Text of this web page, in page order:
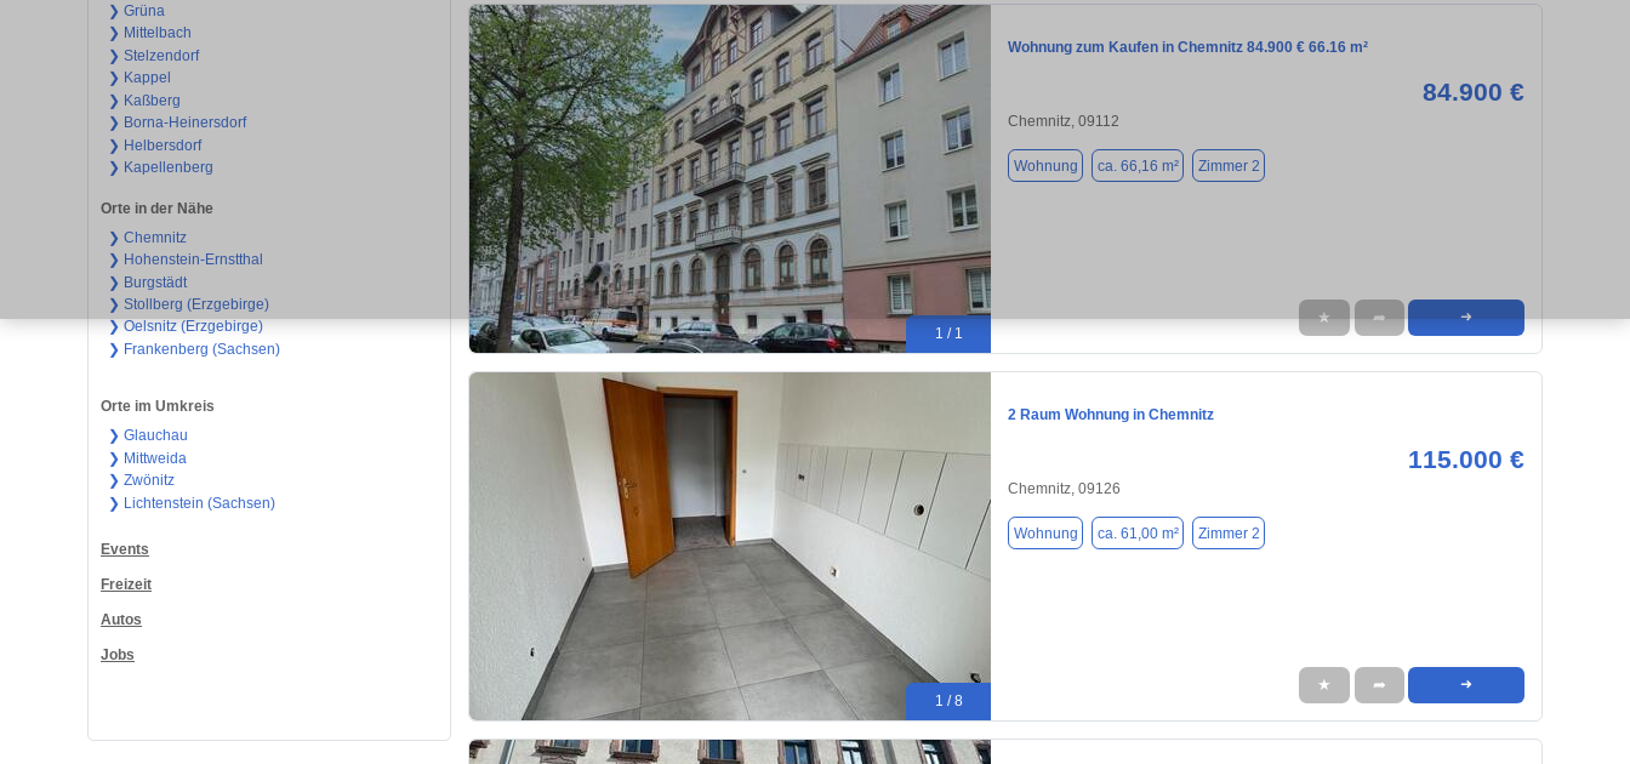
❯ Grüna
❯ Mittelbach
❯ Stelzendorf
❯ Kappel
❯ Kaßberg
❯ Borna-Heinersdorf
❯ Helbersdorf
❯ Kapellenberg
Orte in der Nähe
❯ Chemnitz
❯ Hohenstein-Ernstthal
❯ Burgstädt
❯ Stollberg (Erzgebirge)
❯ Oelsnitz (Erzgebirge)
❯ Frankenberg (Sachsen)
Orte im Umkreis
❯ Glauchau
❯ Mittweida
❯ Zwönitz
❯ Lichtenstein (Sachsen)
Events
Freizeit
Autos
Jobs
1 / 1
Wohnung zum Kaufen in Chemnitz 84.900 € 66.16 m²
84.900 €
Chemnitz, 09112
Wohnung ca. 66,16 m² Zimmer 2
★ ➦ ➜
1 / 8
2 Raum Wohnung in Chemnitz
115.000 €
Chemnitz, 09126
Wohnung ca. 61,00 m² Zimmer 2
★ ➦ ➜